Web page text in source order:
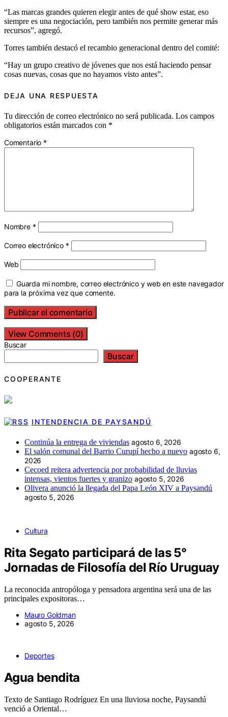
“Las marcas grandes quieren elegir antes de qué show estar, eso
siempre es una negociación, pero también nos permite generar más
recursos”, agregó.
Torres también destacó el recambio generacional dentro del comité:
“Hay un grupo creativo de jóvenes que nos está haciendo pensar
cosas nuevas, cosas que no hayamos visto antes”.
DEJA UNA RESPUESTA
Tu dirección de correo electrónico no será publicada. Los campos
obligatorios están marcados con *
Comentario *
Nombre *
Correo electrónico *
Web
Guarda mi nombre, correo electrónico y web en este navegador
para la próxima vez que comente.
View Comments (0)
Buscar
Buscar
COOPERANTE
INTENDENCIA DE PAYSANDÚ
Continúa la entrega de viviendas agosto 6, 2026
El salón comunal del Barrio Curupí hecho a nuevo agosto 6,
2026
Cecoed reitera advertencia por probabilidad de lluvias
intensas, vientos fuertes y granizo agosto 5, 2026
Olivera anunció la llegada del Papa León XIV a Paysandú
agosto 5, 2026
Cultura
Rita Segato participará de las 5°
Jornadas de Filosofía del Río Uruguay
La reconocida antropóloga y pensadora argentina será una de las
principales expositoras…
Mauro Goldman
agosto 5, 2026
Deportes
Agua bendita
Texto de Santiago Rodríguez En una lluviosa noche, Paysandú
venció a Oriental…